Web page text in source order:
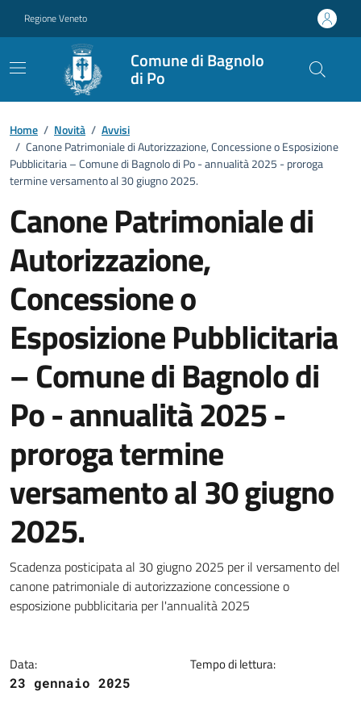
Regione Veneto
Comune di Bagnolo
di Po
Home / Novità / Avvisi
/ Canone Patrimoniale di Autorizzazione, Concessione o Esposizione
Pubblicitaria – Comune di Bagnolo di Po - annualità 2025 - proroga
termine versamento al 30 giugno 2025.
Canone Patrimoniale di
Autorizzazione,
Concessione o
Esposizione Pubblicitaria
– Comune di Bagnolo di
Po - annualità 2025 -
proroga termine
versamento al 30 giugno
2025.
Dettagli della notizia
Scadenza posticipata al 30 giugno 2025 per il versamento del
canone patrimoniale di autorizzazione concessione o
esposizione pubblicitaria per l'annualità 2025
Data:
23 gennaio 2025
Tempo di lettura: